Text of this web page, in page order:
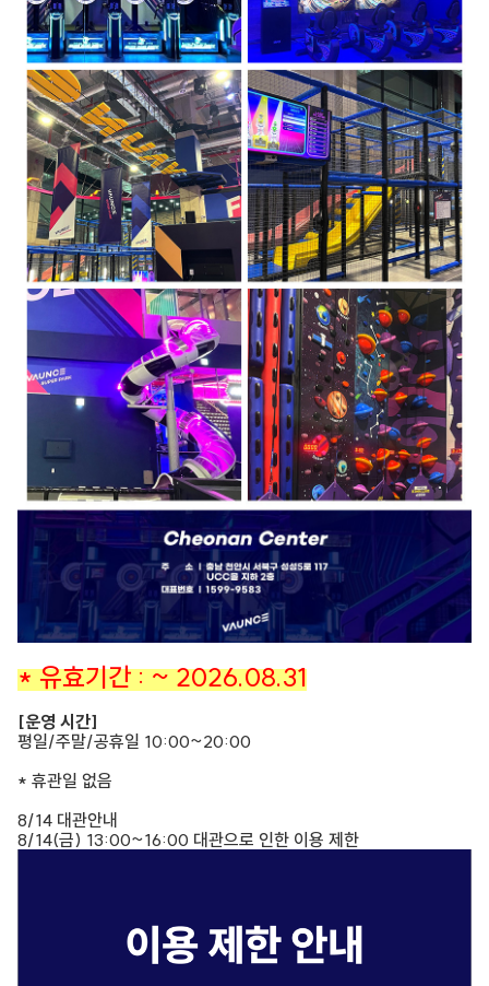
* 유효기간 : ~ 2026.08.31
[운영 시간]
평일/주말/공휴일 10:00~20:00
* 휴관일 없음
8/14 대관안내
8/14(금) 13:00~16:00 대관으로 인한 이용 제한